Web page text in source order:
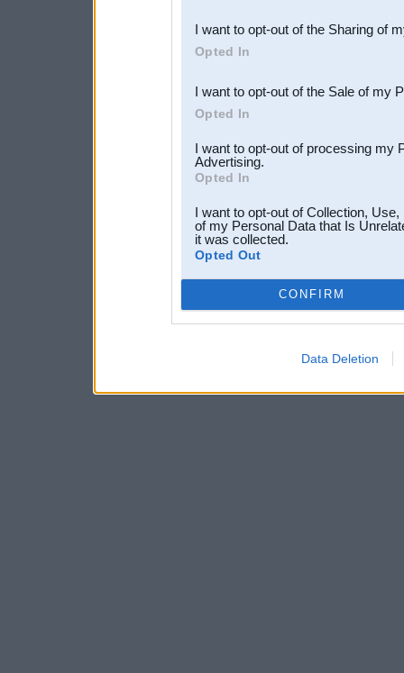
Downstream Participants
third parties.
I want to opt-out of the Sharing of
Opted In
I want to opt-out of the Sale of my
Opted In
I want to opt-out of processing my
Advertising.
Opted In
I want to opt-out of Collection,
of my Personal Data that Is
it was collected.
Opted Out
CONFIRM
Data Deletion